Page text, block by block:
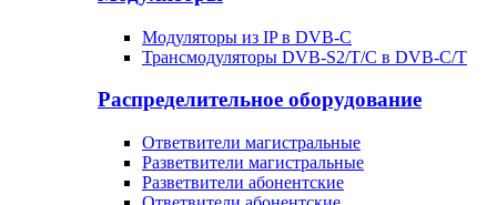
Модуляторы из IP в DVB-C
Трансмодуляторы DVB-S2/T/C в DVB-C/T
Распределительное оборудование
Ответвители магистральные
Разветвители магистральные
Разветвители абонентские